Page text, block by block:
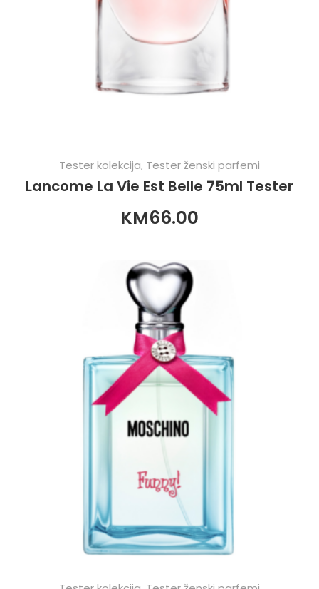
Tester kolekcija, Tester ženski parfemi
Lancome La Vie Est Belle 75ml Tester
KM66.00